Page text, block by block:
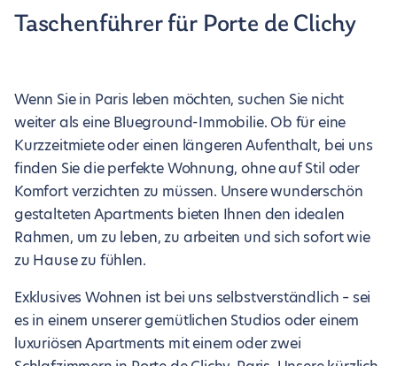
Taschenführer für Porte de Clichy
Wenn Sie in Paris leben möchten, suchen Sie nicht
weiter als eine Blueground-Immobilie. Ob für eine
Kurzzeitmiete oder einen längeren Aufenthalt, bei uns
finden Sie die perfekte Wohnung, ohne auf Stil oder
Komfort verzichten zu müssen. Unsere wunderschön
gestalteten Apartments bieten Ihnen den idealen
Rahmen, um zu leben, zu arbeiten und sich sofort wie
zu Hause zu fühlen.
Exklusives Wohnen ist bei uns selbstverständlich – sei
es in einem unserer gemütlichen Studios oder einem
luxuriösen Apartments mit einem oder zwei